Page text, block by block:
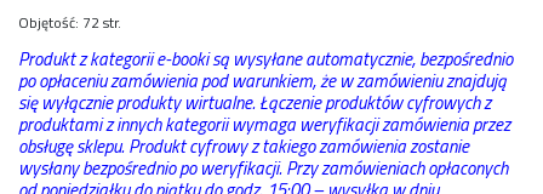
Objętość: 72 str.
Produkt z kategorii e-booki są wysyłane automatycznie, bezpośrednio
po opłaceniu zamówienia pod warunkiem, że w zamówieniu znajdują
się wyłącznie produkty wirtualne. Łączenie produktów cyfrowych z
produktami z innych kategorii wymaga weryfikacji zamówienia przez
obsługę sklepu. Produkt cyfrowy z takiego zamówienia zostanie
wysłany bezpośrednio po weryfikacji. Przy zamówieniach opłaconych